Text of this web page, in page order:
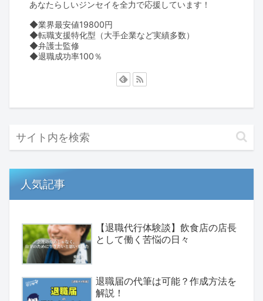
あなたらしいジンセイを全力で応援しています！
◆業界最安値19800円
◆転職支援特化型（大手企業など実績多数）
◆弁護士監修
◆退職成功率100％
人気記事
【退職代行体験談】飲食店の店長
として働く苦悩の日々
退職届の代筆は可能？作成方法を
解説！